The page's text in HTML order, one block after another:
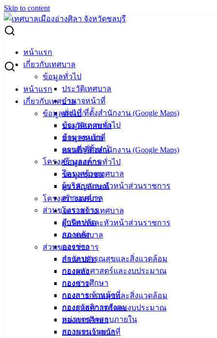
Skip to content
หน้าแรก
เกี่ยวกับเทศบาล
ข้อมูลทั่วไป
ประวัติเทศบาล
อำนาจหน้าที่
แผนที่/ที่ตั้งสำนักงาน (Google Maps)
ข้อมูลสภาพทั่วไป
ข้อมูลชุมชน
ตราสัญลักษณ์
โครงสร้างองค์กร
โครงสร้างเทศบาล
ผู้บริหารและหัวหน้าส่วนราชการ
สภาเทศบาล
ส่วนของราชการ
สำนักปลัด
กองคลัง
กองช่าง
กองสาธารณสุขและสิ่งแวดล้อม
กองยุทธศาสตร์และงบประมาณ
กองการศึกษา
กองการเจ้าหน้าที่
กองสวัสดิการสังคม
หน่วยตรวจสอบภายใน
สถานธนานุบาล
หน้าแรก
เกี่ยวกับเทศบาล
ข้อมูลทั่วไป
ประวัติเทศบาล
อำนาจหน้าที่
แผนที่/ที่ตั้งสำนักงาน (Google Maps)
ข้อมูลสภาพทั่วไป
ข้อมูลชุมชน
ตราสัญลักษณ์
โครงสร้างองค์กร
โครงสร้างเทศบาล
ผู้บริหารและหัวหน้าส่วนราชการ
สภาเทศบาล
ส่วนของราชการ
สำนักปลัด
กองคลัง
กองช่าง
กองสาธารณสุขและสิ่งแวดล้อม
กองยุทธศาสตร์และงบประมาณ
กองการศึกษา
กองการเจ้าหน้าที่
Search for:
สำนักงานขนส่งจังหวัดชลบุรีจัดการประมูลทะเบียนรถ หมวด
อักษร ยจ
สำนักงานขนส่งจังหวัดชลบุรีจัดการประมูล
ทะเบียนรถ หมวดอักษร ยจ
เมษายน 27, 2023 เมษายน 27, 2023
เทศบาล